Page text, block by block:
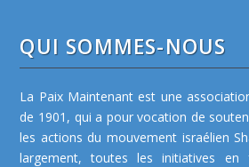
QUI SOMMES-NOUS
La Paix Maintenant est une
de 1901, qui a pour vocation de
les actions du mouvement israélien
largement, toutes les initiatives en